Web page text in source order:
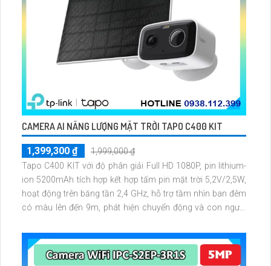
CAMERA AI NĂNG LƯỢNG MẶT TRỜI TAPO C400 KIT
1,399,300 ₫
1,999,000 ₫
Tapo C400 KIT với độ phân giải Full HD 1080P, pin lithium-
ion 5200mAh tích hợp kết hợp tấm pin mặt trời 5,2V/2,5W,
hoạt động trên băng tần 2,4 GHz, hỗ trợ tầm nhìn ban đêm
có màu lên đến 9m, phát hiện chuyển động và con người
512GB